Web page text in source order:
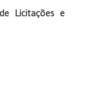
Licitações e